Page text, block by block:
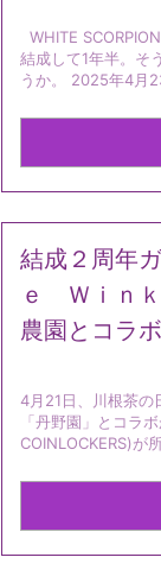
WHITE
結成して1年半。そ
うか。 2025年4月
結成２周年
ｅ Ｗｉｎ
農園とコラボ
4月21日、川根茶の
「丹野園」とコラ
COINLOCKERS)が